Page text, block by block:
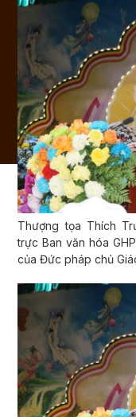
Thượng tọa Thích
trực Ban văn hóa
của Đức pháp chủ